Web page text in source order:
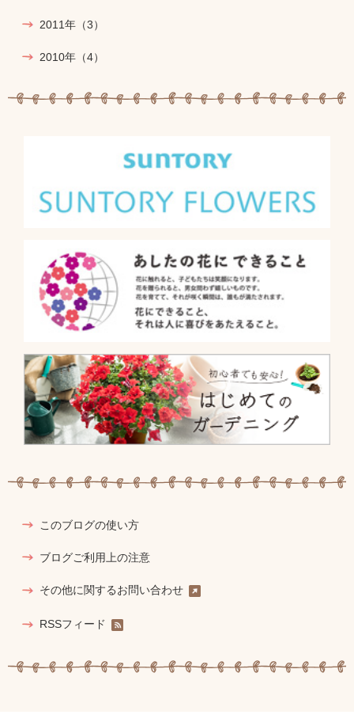
2011年 （3）
2010年 （4）
このブログの使い方
ブログご利用上の注意
その他に関するお問い合わせ
RSSフィード